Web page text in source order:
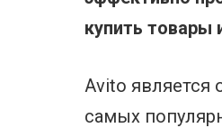
купить товары
Avito является
самых